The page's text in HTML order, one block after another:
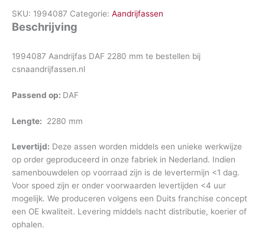
SKU: 1994087 Categorie: Aandrijfassen
Beschrijving
1994087 Aandrijfas DAF 2280 mm te bestellen bij
csnaandrijfassen.nl
Passend op: DAF
Lengte: 2280 mm
Levertijd: Deze assen worden middels een unieke werkwijze
op order geproduceerd in onze fabriek in Nederland. Indien
samenbouwdelen op voorraad zijn is de levertermijn <1 dag.
Voor spoed zijn er onder voorwaarden levertijden <4 uur
mogelijk. We produceren volgens een Duits franchise concept
een OE kwaliteit. Levering middels nacht distributie, koerier of
ophalen.